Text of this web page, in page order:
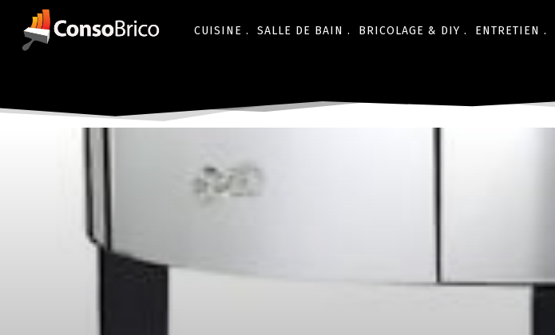
CUISINE . SALLE DE BAIN . BRICOLAGE & DIY . ENTRETIEN .